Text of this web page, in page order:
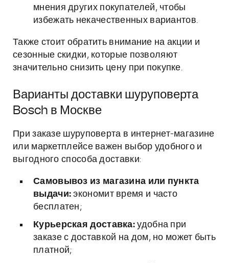
мнения других покупателей, чтобы
избежать некачественных вариантов.
Также стоит обратить внимание на акции и
сезонные скидки, которые позволяют
значительно снизить цену при покупке.
Варианты доставки шуруповерта
Bosch в Москве
При заказе шуруповерта в интернет-магазине
или маркетплейсе важен выбор удобного и
выгодного способа доставки:
Самовывоз из магазина или пункта
выдачи: экономит время и часто
бесплатен;
Курьерская доставка: удобна при
заказе с доставкой на дом, но может быть
платной;